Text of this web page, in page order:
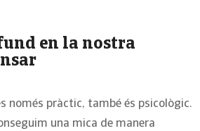
en la nostra
només pràctic, també és psicològic.
una mica de manera